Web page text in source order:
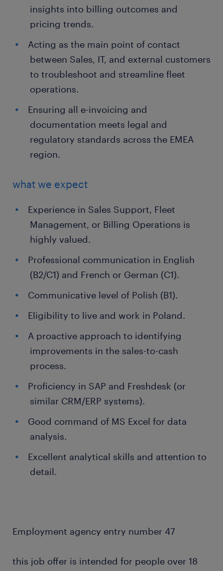
insights into billing outcomes and
pricing trends.
Acting as the main point of contact
between Sales, IT, and external customers
to troubleshoot and streamline fleet
operations.
Ensuring all e-invoicing and
documentation meets legal and
regulatory standards across the EMEA
region.
what we expect
Experience in Sales Support, Fleet
Management, or Billing Operations is
highly valued.
Professional communication in English
(B2/C1) and French or German (C1).
Communicative level of Polish (B1).
Eligibility to live and work in Poland.
A proactive approach to identifying
improvements in the sales-to-cash
process.
Proficiency in SAP and Freshdesk (or
similar CRM/ERP systems).
Good command of MS Excel for data
analysis.
Excellent analytical skills and attention to
detail.
Employment agency entry number 47
this job offer is intended for people over 18